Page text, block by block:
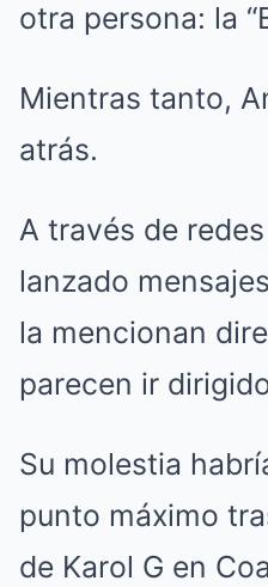
otra persona: la
Mientras tanto,
atrás.
A través de
lanzado
la mencionan
parecen ir
Su molestia
punto máximo
de Karol G en